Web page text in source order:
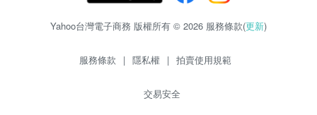
Yahoo台灣電子商務 版權所有 © 2026 服務條款(更新)
服務條款 | 隱私權 | 拍賣使用規範
交易安全